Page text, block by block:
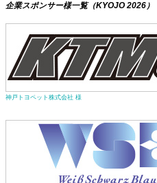
企業スポンサー様一覧（KYOJO 2026）
神戸トヨペット株式会社 様